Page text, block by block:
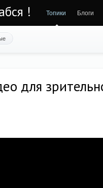
! Топики Блоги
для